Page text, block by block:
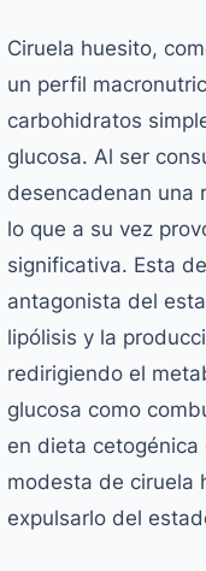
Ciruela huesito,
un perfil
carbohidratos
glucosa. Al ser
desencadenan una
lo que a su vez
significativa. Esta
antagonista del
lipólisis y la
redirigiendo el
glucosa como
en dieta
modesta de ciruela
expulsarlo del